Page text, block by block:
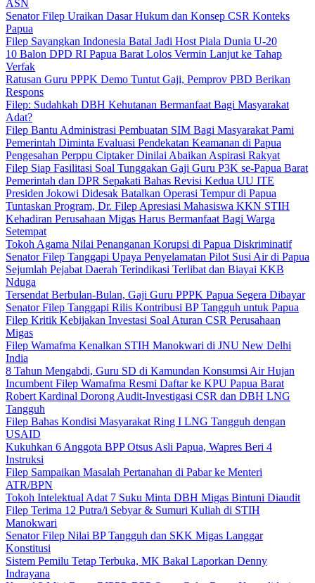
ASN
Senator Filep Uraikan Dasar Hukum dan Konsep CSR Konteks
Papua
Filep Sayangkan Indonesia Batal Jadi Host Piala Dunia U-20
10 Balon DPD RI Papua Barat Lolos Vermin Lanjut ke Tahap
Verfak
Ratusan Guru PPPK Demo Tuntut Gaji, Pemprov PBD Berikan
Respons
Filep: Sudahkah DBH Kehutanan Bermanfaat Bagi Masyarakat
Adat?
Filep Bantu Administrasi Pembuatan SIM Bagi Masyarakat Pami
Pemerintah Diminta Evaluasi Pendekatan Keamanan di Papua
Pengesahan Perppu Ciptaker Dinilai Abaikan Aspirasi Rakyat
Filep Siap Fasilitasi Soal Tunggakan Gaji Guru P3K se-Papua Barat
Pemerintah dan DPR Sepakati Bahas Revisi Kedua UU ITE
Presiden Jokowi Didesak Batalkan Operasi Tempur di Papua
Tuntaskan Program, Dr. Filep Apresiasi Mahasiswa KKN STIH
Kehadiran Perusahaan Migas Harus Bermanfaat Bagi Warga
Setempat
Tokoh Agama Nilai Penanganan Korupsi di Papua Diskriminatif
Senator Filep Tanggapi Upaya Penyelamatan Pilot Susi Air di Papua
Sejumlah Pejabat Daerah Terindikasi Terlibat dan Biayai KKB
Nduga
Tersendat Berbulan-Bulan, Gaji Guru PPPK Papua Segera Dibayar
Senator Filep Tanggapi Rilis Kontribusi BP Tangguh untuk Papua
Filep Kritik Kebijakan Investasi Soal Aturan CSR Perusahaan
Migas
Filep Wamafma Kenalkan STIH Manokwari di JNU New Delhi
India
8 Tahun Mengabdi, Guru SD di Kamundan Konsumsi Air Hujan
Incumbent Filep Wamafma Resmi Daftar ke KPU Papua Barat
Robert Kardinal Dorong Audit-Investigasi CSR dan DBH LNG
Tangguh
Filep Bahas Kondisi Masyarakat Ring I LNG Tangguh dengan
USAID
Kukuhkan 6 Anggota BPP Otsus Asli Papua, Wapres Beri 4
Instruksi
Filep Sampaikan Masalah Pertanahan di Pabar ke Menteri
ATR/BPN
Tokoh Intelektual Adat 7 Suku Minta DBH Migas Bintuni Diaudit
Filep Terima 12 Putra/i Sebyar & Sumuri Kuliah di STIH
Manokwari
Senator Filep Nilai BP Tangguh dan SKK Migas Langgar
Konstitusi
Sistem Pemilu Tetap Terbuka, MK Bakal Laporkan Denny
Indrayana